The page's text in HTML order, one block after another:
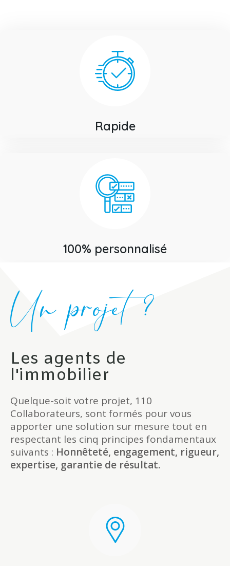
Rapide
100% personnalisé
Un projet ?
Les agents de
l'immobilier
Quelque-soit votre projet, 110
Collaborateurs, sont formés pour vous
apporter une solution sur mesure tout en
respectant les cinq principes fondamentaux
suivants : Honnêteté, engagement, rigueur,
expertise, garantie de résultat.